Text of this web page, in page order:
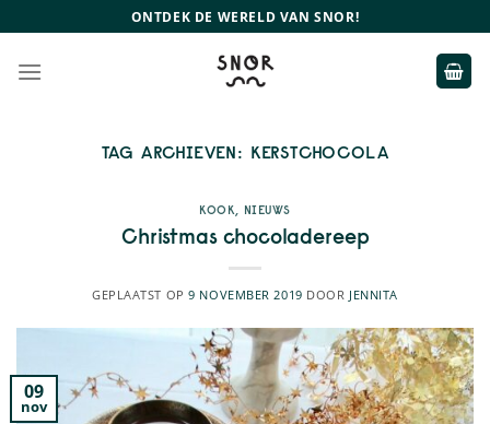
naar
inhoud
ONTDEK DE WERELD VAN SNOR!
TAG ARCHIEVEN: KERSTCHOCOLA
KOOK, NIEUWS
Christmas chocoladereep
GEPLAATST OP9 NOVEMBER 2019 DOOR JENNITA
09
nov